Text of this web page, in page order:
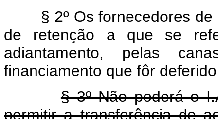
§ 2º Os fornecedores de
de retenção a que se
adiantamento, pelas
financiamento que fôr
§ 3º Não poderá o
permitir a transferência de